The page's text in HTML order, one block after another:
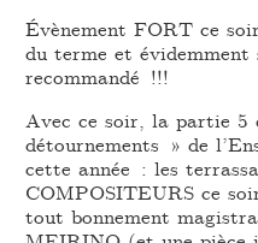
Évènement FORT ce
du terme et évidemment
recommandé !!!
Avec ce soir, la partie 5
détournements » de
cette année : les
COMPOSITEURS ce
tout bonnement